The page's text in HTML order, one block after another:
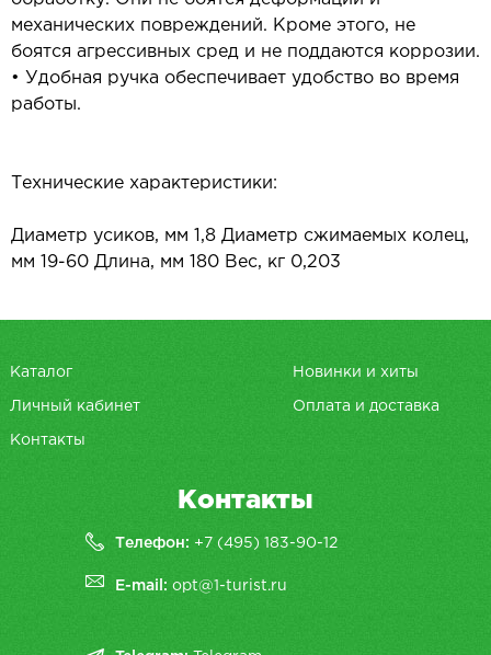
механических повреждений. Кроме этого, не
боятся агрессивных сред и не поддаются коррозии.
• Удобная ручка обеспечивает удобство во время
работы.
Технические характеристики:
Диаметр усиков, мм 1,8 Диаметр сжимаемых колец,
мм 19-60 Длина, мм 180 Вес, кг 0,203
Каталог Новинки и хиты
Личный кабинет Оплата и доставка
Контакты
Контакты
Телефон: +7 (495) 183-90-12
E-mail:opt@1-turist.ru